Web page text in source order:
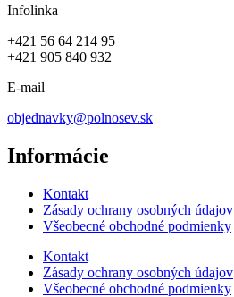
Infolinka
+421 56 64 214 95
+421 905 840 932
E-mail
objednavky@polnosev.sk
Informácie
Kontakt
Zásady ochrany osobných údajov
Všeobecné obchodné podmienky
Kontakt
Zásady ochrany osobných údajov
Všeobecné obchodné podmienky